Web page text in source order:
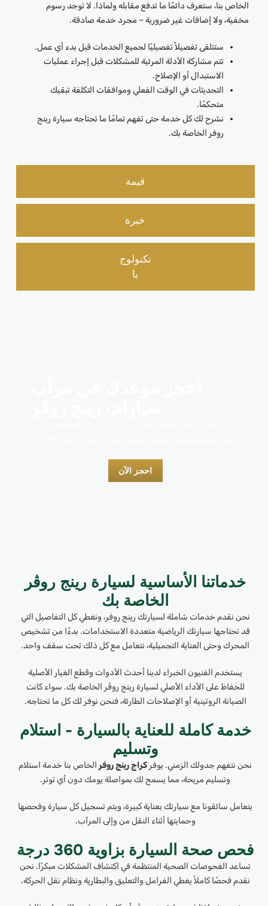
قيمة
خبرة
تكنولوج
يا
الخاص بنا، ستعرف دائمًا ما تدفع مقابله ولماذا. لا توجد رسوم
مخفية، ولا إضافات غير ضرورية – مجرد خدمة صادقة.
ستتلقى تفصيلاً تفصيليًا لجميع الخدمات قبل بدء أي عمل.
تتم مشاركة الأدلة المرئية للمشكلات قبل إجراء عمليات
الاستبدال أو الإصلاح.
التحديثات في الوقت الفعلي وموافقات التكلفة تبقيك
متحكمًا.
نشرح لك كل خدمة حتى تفهم تمامًا ما تحتاجه سيارة رينج
روفر الخاصة بك.
احجز الآن
خدماتنا الأساسية لسيارة رينج روڤر
الخاصة بك
نحن نقدم خدمات شاملة لسيارتك رينج روفر، ونغطي كل التفاصيل التي
قد تحتاجها سيارتك الرياضية متعددة الاستخدامات. بدءًا من تشخيص
المحرك وحتى العناية التجميلية، نتعامل مع كل ذلك تحت سقف واحد.
يستخدم الفنيون الخبراء لدينا أحدث الأدوات وقطع الغيار الأصلية
للحفاظ على الأداء الأصلي لسيارة رينج روڤر الخاصة بك. سواء كانت
الصيانة الروتينية أو الإصلاحات الطارئة، فنحن نوفر لك كل ما تحتاجه.
خدمة كاملة للعناية بالسيارة - استلام
وتسليم
نحن نتفهم جدولك الزمني. يوفر كراج رينج روفر الخاص بنا خدمة استلام
وتسليم مريحة، مما يسمح لك بمواصلة يومك دون أي توتر.
يتعامل سائقونا مع سيارتك بعناية كبيرة، ويتم تسجيل كل سيارة وفحصها
وحمايتها أثناء النقل من وإلى المرآب.
فحص صحة السيارة بزاوية 360 درجة
تساعد الفحوصات الصحية المنتظمة في اكتشاف المشكلات مبكرًا. نحن
نقدم فحصًا كاملاً يغطي الفرامل والتعليق والبطارية ونظام نقل الحركة.